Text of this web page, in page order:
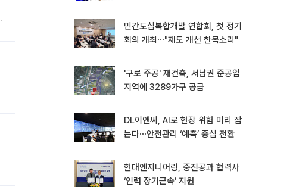
민간도심복합개발 연합회, 첫 정기
회의 개최⋯"제도 개선 한목소리"
'구로 주공' 재건축, 서남권 준공업
지역에 3289가구 공급
DL이앤씨, AI로 현장 위험 미리 잡
는다⋯안전관리 ‘예측’ 중심 전환
현대엔지니어링, 중진공과 협력사
‘인력 장기근속’ 지원